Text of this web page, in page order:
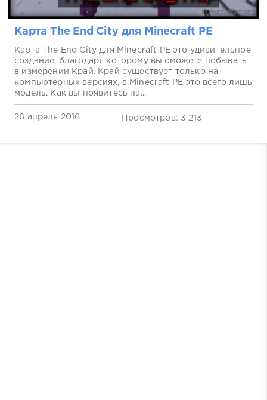
Карта The End City для Minecraft PE
Карта The End City для Minecraft PE это удивительное
создание, благодаря которому вы сможете побывать
в измерении Край. Край существует только на
компьютерных версиях, в Minecraft PE это всего лишь
модель. Как вы появитесь на...
26 апреля 2016 Просмотров: 3 213